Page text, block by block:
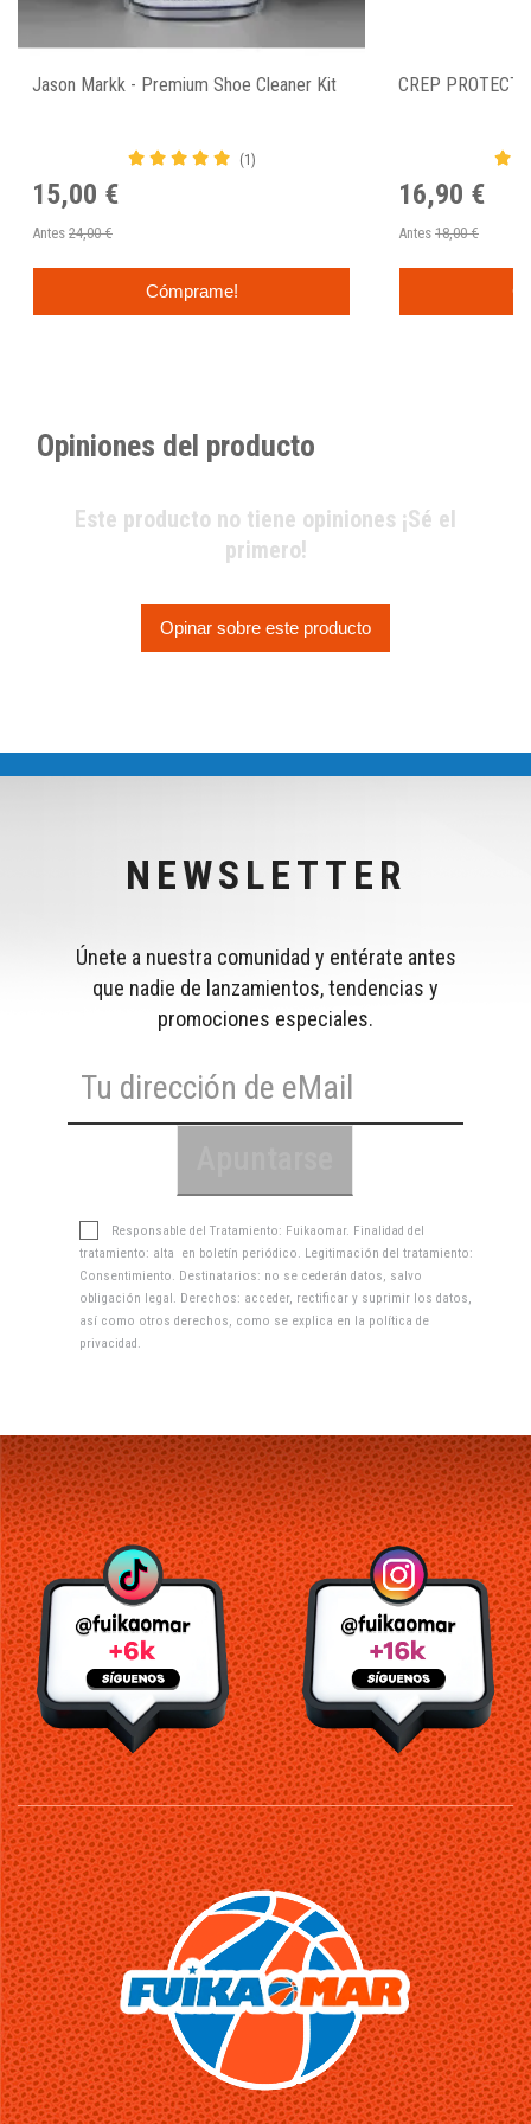
Jason Markk - Premium Shoe Cleaner Kit
(1)
15,00 €
Antes 24,00 €
Cómprame!
CREP PROTECT
16,90 €
Antes 18,00 €
Opiniones del producto
Este producto no tiene opiniones ¡Sé el
primero!
Opinar sobre este producto
NEWSLETTER
Únete a nuestra comunidad y entérate antes
que nadie de lanzamientos, tendencias y
promociones especiales.
Responsable del Tratamiento: Fuikaomar. Finalidad del
tratamiento: alta en boletín periódico. Legitimación del tratamiento:
Consentimiento. Destinatarios: no se cederán datos, salvo
obligación legal. Derechos: acceder, rectificar y suprimir los datos,
así como otros derechos, como se explica en la política de
privacidad